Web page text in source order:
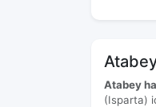
Atabey
(Isparta)